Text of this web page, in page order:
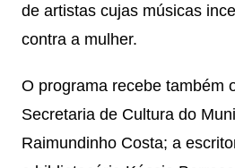
de artistas cujas músicas
contra a mulher.
O programa recebe também
Secretaria de Cultura do
Raimundinho Costa; a